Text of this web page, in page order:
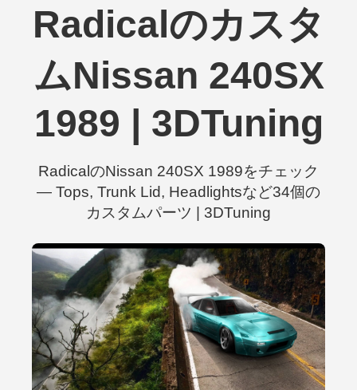
Radicalのカスタ
ムNissan 240SX
1989 | 3DTuning
RadicalのNissan 240SX 1989をチェック
— Tops, Trunk Lid, Headlightsなど34個の
カスタムパーツ | 3DTuning